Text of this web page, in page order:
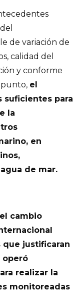
de variación de
calidad del
y conforme
punto, el
para
la
en
de mar.
cambio
que justificaran
operó
realizar la
monitoreadas